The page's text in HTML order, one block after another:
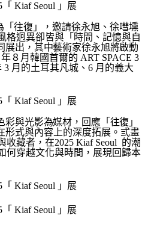
「往復」，邀請徐永旭、徐嘒壎
格迥異卻皆與「時間、記憶與自
展出，其中藝術家徐永旭將啟動
年８月韓國首爾的 ART SPACE 3
3 月的土耳其凡城、 6 月的義大
與光影為媒材，回應「往復」
形式與內容上的深度拓展。弎畫
收藏者，在2025 Kiaf Seoul 的潮
何穿越文化與時間，展現回歸本